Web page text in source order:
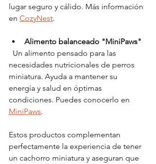
lugar seguro y cálido. Más información
en CozyNest.
Alimento balanceado "MiniPaws"
necesidades nutricionales de perros
miniatura. Ayuda a mantener su
energía y salud en óptimas
condiciones. Puedes conocerlo en
MiniPaws.
Estos productos complementan
perfectamente la experiencia de tener
un cachorro miniatura y aseguran que